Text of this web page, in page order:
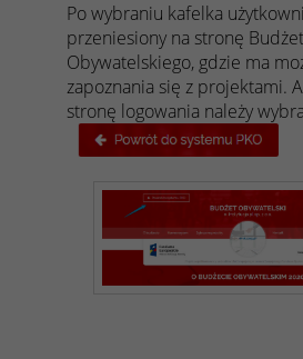
Po wybraniu kafelka
przeniesiony na stronę
Obywatelskiego, gdzie ma
zapoznania się z projektami.
stronę logowania należy